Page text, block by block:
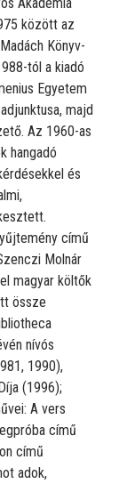
között az
Könyv-
tól a kiadó
Egyetem
majd
Az 1960-as
hangadó
és
című
Molnár
magyar költők
össze
nívós
1990),
(1996);
A vers
című
című
adok,